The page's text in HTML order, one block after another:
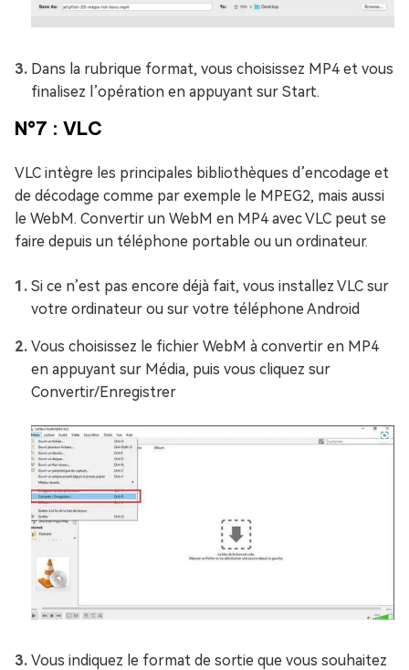
Dans la rubrique format, vous choisissez MP4 et vous
finalisez l’opération en appuyant sur Start.
N°7 : VLC
VLC intègre les principales bibliothèques d’encodage et
de décodage comme par exemple le MPEG2, mais aussi
le WebM. Convertir un WebM en MP4 avec VLC peut se
faire depuis un téléphone portable ou un ordinateur.
Si ce n’est pas encore déjà fait, vous installez VLC sur
votre ordinateur ou sur votre téléphone Android
Vous choisissez le fichier WebM à convertir en MP4
en appuyant sur Média, puis vous cliquez sur
Convertir/Enregistrer
Vous indiquez le format de sortie que vous souhaitez